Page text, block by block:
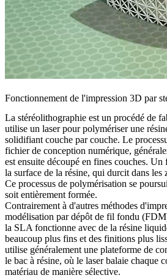
Fonctionnement de l'impression 3D par
La stéréolithographie est un procédé de
utilise un laser pour polymériser une
solidifiant couche par couche. Le
fichier de conception numérique,
est ensuite découpé en fines couches. Un
la surface de la résine, qui durcit dans les
Ce processus de polymérisation se
soit entièrement formée.
Contrairement à d'autres méthodes
modélisation par dépôt de fil fondu
la SLA fonctionne avec de la résine
beaucoup plus fins et des finitions plus
utilise généralement une plateforme de
le bac à résine, où le laser balaie chaque
matériau de manière sélective.